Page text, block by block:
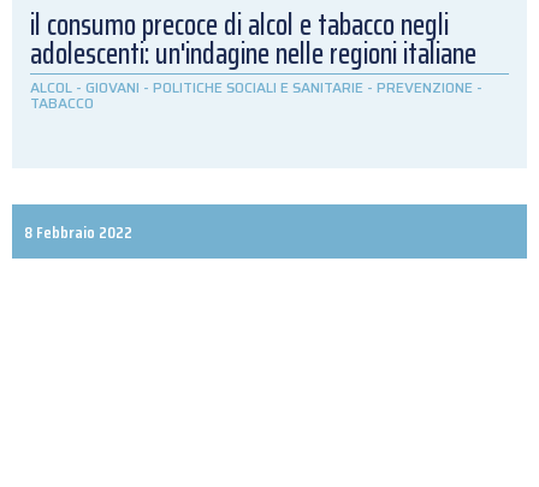
il consumo precoce di alcol e tabacco negli
adolescenti: un'indagine nelle regioni italiane
ALCOL - GIOVANI - POLITICHE SOCIALI E SANITARIE - PREVENZIONE -
TABACCO
8 Febbraio 2022